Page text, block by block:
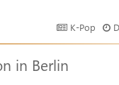
K-Pop
in Berlin